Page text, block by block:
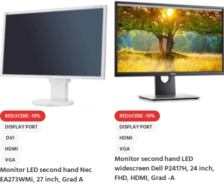
REDUCERE -10%
DISPLAY PORT
DVI
HDMI
VGA
Monitor LED second hand Nec
EA273WMi, 27 inch, Grad A
REDUCERE -10%
DISPLAY PORT
HDMI
VGA
Monitor second hand LED
widescreen Dell P2417H, 24 inch,
FHD, HDMI, Grad -A